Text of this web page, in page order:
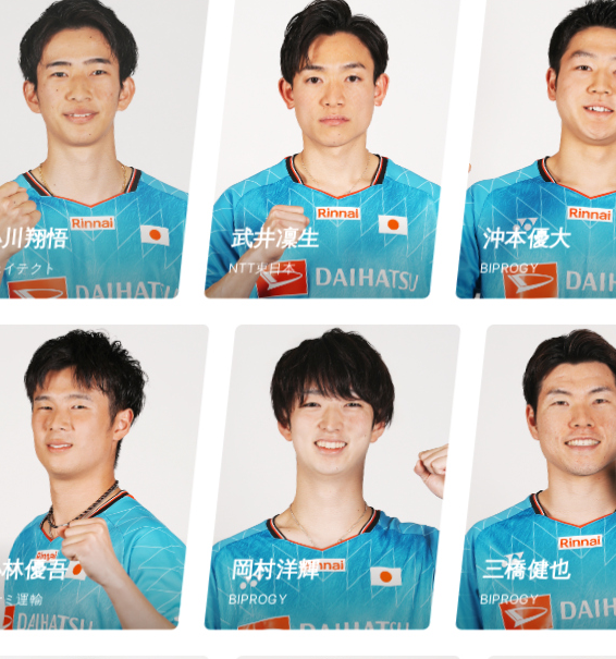
翔悟
テクト
武井凜生
NTT東日本
沖本優大
BIPROGY
優吾
ミ運輸
岡村洋輝
BIPROGY
三橋健也
BIPROGY